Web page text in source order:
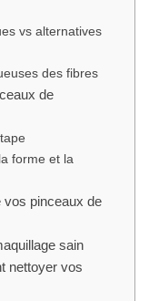
vs alternatives
des fibres
de
forme et la
vos pinceaux de
sain
nettoyer vos